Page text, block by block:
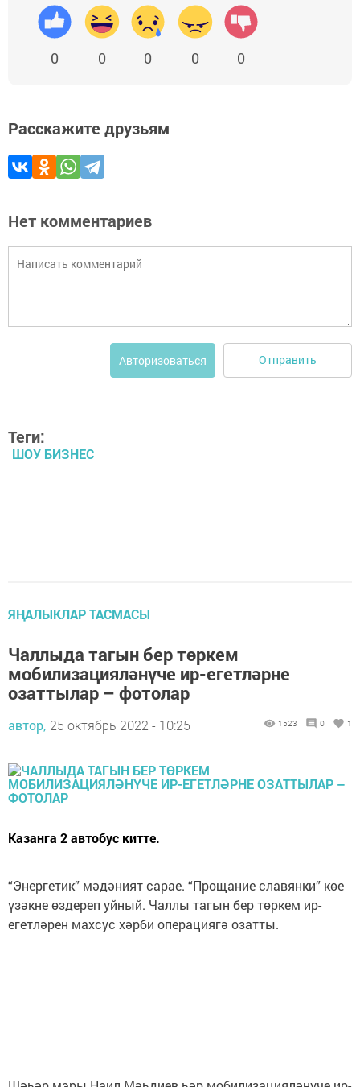
0 0 0 0 0
Расскажите друзьям
Нет комментариев
Авторизоваться Отправить
Теги:
ШОУ БИЗНЕС
ЯҢАЛЫКЛАР ТАСМАСЫ
Чаллыда тагын бер төркем
мобилизацияләнүче ир-егетләрне
озаттылар – фотолар
автор, 25 октябрь 2022 - 10:25 1523 0 1
Казанга 2 автобус китте.
“Энергетик” мәдәният сарае. “Прощание славянки” көе
үзәкне өздереп уйный. Чаллы тагын бер төркем ир-
егетләрен махсус хәрби операциягә озатты.